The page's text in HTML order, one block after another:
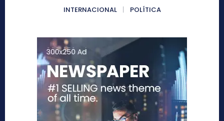
INTERNACIONAL
POLÍTICA